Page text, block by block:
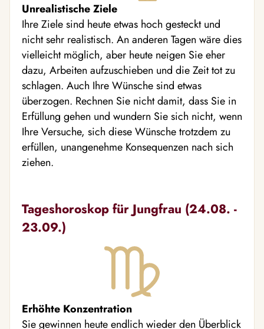
Unrealistische Ziele
Ihre Ziele sind heute etwas hoch gesteckt und
nicht sehr realistisch. An anderen Tagen wäre dies
vielleicht möglich, aber heute neigen Sie eher
dazu, Arbeiten aufzuschieben und die Zeit tot zu
schlagen. Auch Ihre Wünsche sind etwas
überzogen. Rechnen Sie nicht damit, dass Sie in
Erfüllung gehen und wundern Sie sich nicht, wenn
Ihre Versuche, sich diese Wünsche trotzdem zu
erfüllen, unangenehme Konsequenzen nach sich
ziehen.
Tageshoroskop für Jungfrau (24.08. -
23.09.)
Erhöhte Konzentration
Sie gewinnen heute endlich wieder den Überblick